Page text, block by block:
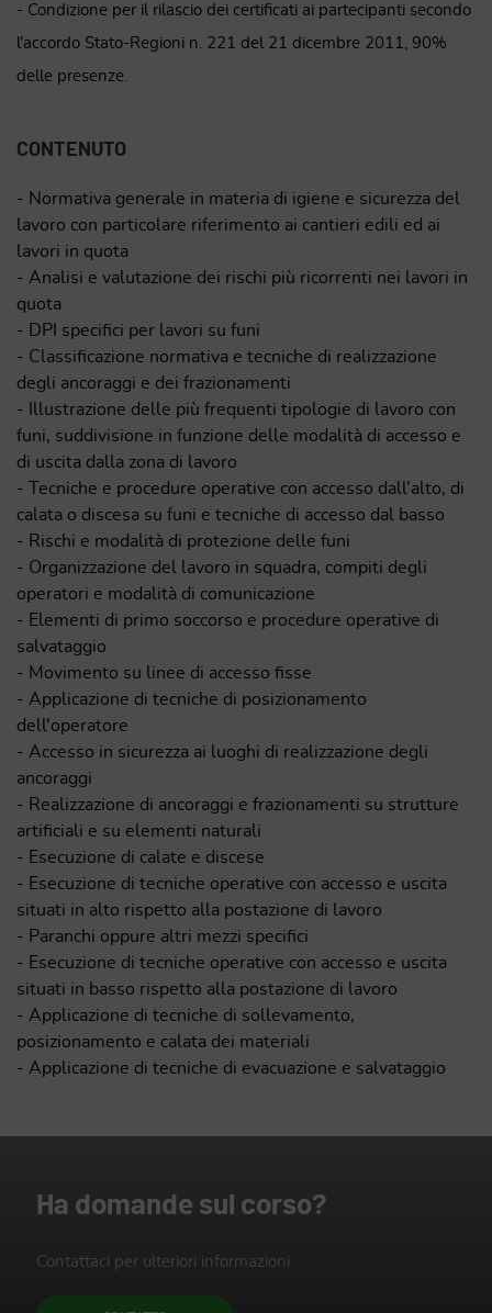
- Condizione per il rilascio dei certificati ai partecipanti secondo
l'accordo Stato-Regioni n. 221 del 21 dicembre 2011, 90%
delle presenze.
CONTENUTO
- Normativa generale in materia di igiene e sicurezza del
lavoro con particolare riferimento ai cantieri edili ed ai
lavori in quota
- Analisi e valutazione dei rischi più ricorrenti nei lavori in
quota
- DPI specifici per lavori su funi
- Classificazione normativa e tecniche di realizzazione
degli ancoraggi e dei frazionamenti
- Illustrazione delle più frequenti tipologie di lavoro con
funi, suddivisione in funzione delle modalità di accesso e
di uscita dalla zona di lavoro
- Tecniche e procedure operative con accesso dall’alto, di
calata o discesa su funi e tecniche di accesso dal basso
- Rischi e modalità di protezione delle funi
- Organizzazione del lavoro in squadra, compiti degli
operatori e modalità di comunicazione
- Elementi di primo soccorso e procedure operative di
salvataggio
- Movimento su linee di accesso fisse
- Applicazione di tecniche di posizionamento
dell'operatore
- Accesso in sicurezza ai luoghi di realizzazione degli
ancoraggi
- Realizzazione di ancoraggi e frazionamenti su strutture
artificiali e su elementi naturali
- Esecuzione di calate e discese
- Esecuzione di tecniche operative con accesso e uscita
situati in alto rispetto alla postazione di lavoro
- Paranchi oppure altri mezzi specifici
- Esecuzione di tecniche operative con accesso e uscita
situati in basso rispetto alla postazione di lavoro
- Applicazione di tecniche di sollevamento,
posizionamento e calata dei materiali
- Applicazione di tecniche di evacuazione e salvataggio
Ha domande sul corso?
Contattaci per ulteriori informazioni